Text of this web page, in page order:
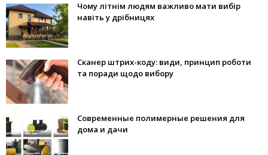
Чому літнім людям важливо мати вибір
навіть у дрібницях
Сканер штрих-коду: види, принцип роботи
та поради щодо вибору
Современные полимерные решения для
дома и дачи